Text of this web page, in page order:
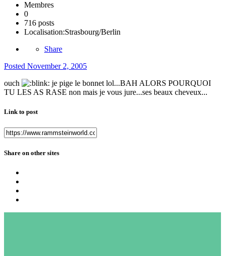
Membres
0
716 posts
Localisation:Strasbourg/Berlin
Share
Posted November 2, 2005
ouch
je pige le bonnet lol...BAH ALORS POURQUOI
TU LES AS RASE non mais je vous jure...ses beaux cheveux...
Link to post
Share on other sites